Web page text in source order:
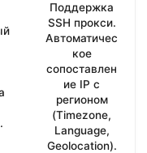
Поддержка
SSH прокси.
Автоматичес
кое
сопоставлен
ие IP с
регионом
(Timezone,
Language,
Geolocation).